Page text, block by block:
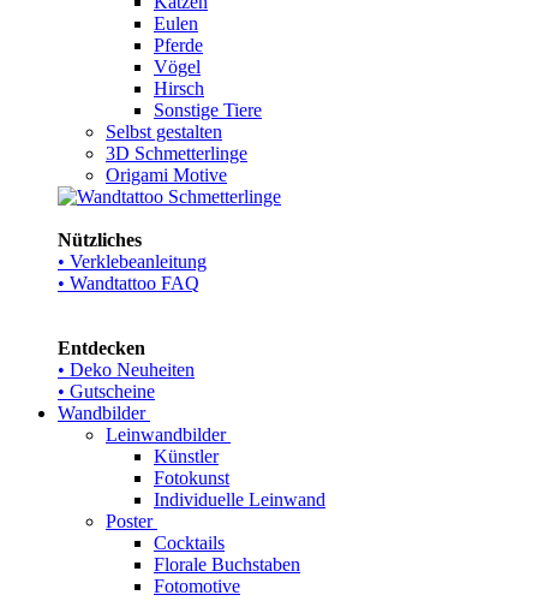
Eulen
Pferde
Vögel
Hirsch
Sonstige Tiere
Selbst gestalten
3D Schmetterlinge
Origami Motive
Nützliches
• Verklebeanleitung
• Wandtattoo FAQ
Entdecken
• Deko Neuheiten
• Gutscheine
Wandbilder
Leinwandbilder
Künstler
Fotokunst
Individuelle Leinwand
Poster
Cocktails
Florale Buchstaben
Fotomotive